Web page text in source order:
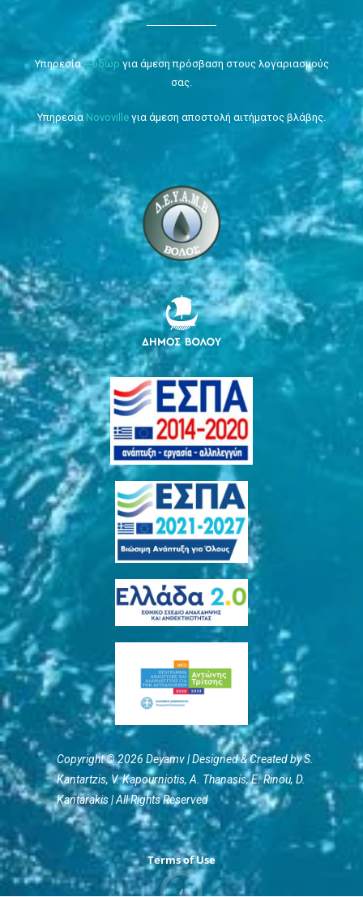
Υπηρεσίαe-ύδωρ για άμεση πρόσβαση στους λογαριασμούς
σας.
Υπηρεσία Novoville για άμεση αποστολή αιτήματος βλάβης.
Copyright © 2026 Deyamv | Designed & Created by S.
Kantartzis, V. Kapourniotis, Α. Thanasis, E. Rinou, D.
Kantarakis | All Rights Reserved
Terms of Use
/